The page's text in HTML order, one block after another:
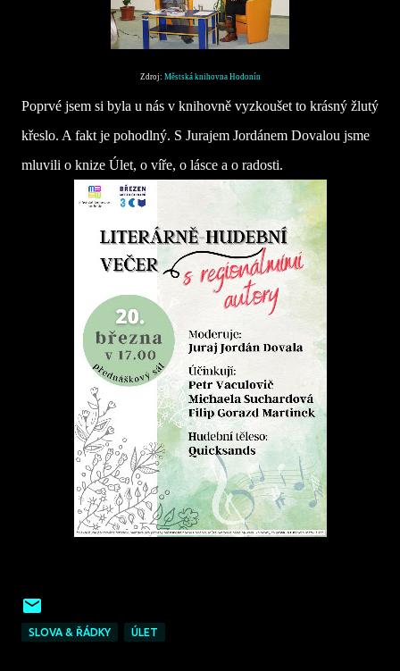
Zdroj: Městská knihovna Hodonín
Poprvé jsem si byla u nás v knihovně vyzkoušet to krásný žlutý
křeslo. A fakt je pohodlný. S Jurajem Jordánem Dovalou jsme
mluvili o knize Úlet, o víře, o lásce a o radosti.
SLOVA & ŘÁDKY ÚLET